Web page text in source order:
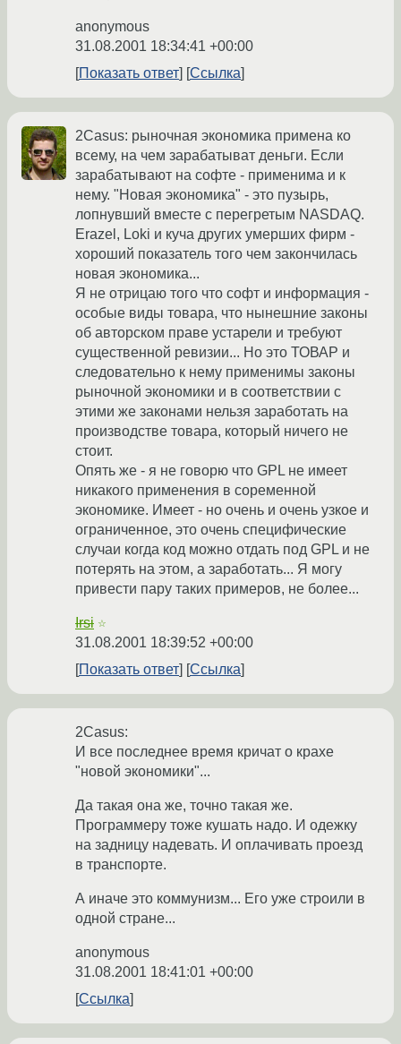
anonymous
31.08.2001 18:34:41 +00:00
Показать ответ
Ссылка
2Casus: рыночная экономика примена ко
всему, на чем зарабатыват деньги. Если
зарабатывают на софте - применима и к
нему. "Новая экономика" - это пузырь,
лопнувший вместе с перегретым NASDAQ.
Erazel, Loki и куча других умерших фирм -
хороший показатель того чем закончилась
новая экономика...
Я не отрицаю того что софт и информация -
особые виды товара, что нынешние законы
об авторском праве устарели и требуют
существенной ревизии... Но это ТОВАР и
следовательно к нему применимы законы
рыночной экономики и в соответствии с
этими же законами нельзя заработать на
производстве товара, который ничего не
стоит.
Опять же - я не говорю что GPL не имеет
никакого применения в соременной
экономике. Имеет - но очень и очень узкое и
ограниченное, это очень специфические
случаи когда код можно отдать под GPL и не
потерять на этом, а заработать... Я могу
привести пару таких примеров, не более...
Irsi ☆
31.08.2001 18:39:52 +00:00
Показать ответ
Ссылка
2Casus:
И все последнее время кричат о крахе
"новой экономики"...
Да такая она же, точно такая же.
Программеру тоже кушать надо. И одежку
на задницу надевать. И оплачивать проезд
в транспорте.
А иначе это коммунизм... Его уже строили в
одной стране...
anonymous
31.08.2001 18:41:01 +00:00
Ссылка